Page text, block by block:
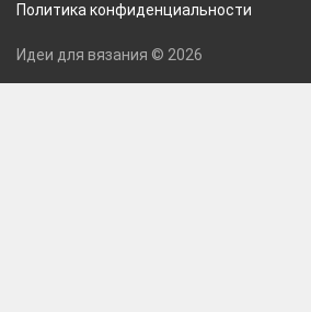
Политика конфиденциальности
Идеи для вязания © 2026